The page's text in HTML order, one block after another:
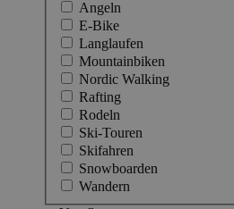
Angeln
E-Bike
Langlaufen
Mountainbiken
Nordic Walking
Rafting
Rodeln
Ski-Touren
Skifahren
Snowboarden
Wandern